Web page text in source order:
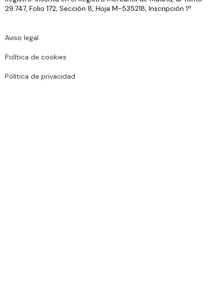
29.747, Folio 172, Sección 8, Hoja M-535218, Inscripción 1ª
Aviso legal
Política de cookies
Política de privacidad